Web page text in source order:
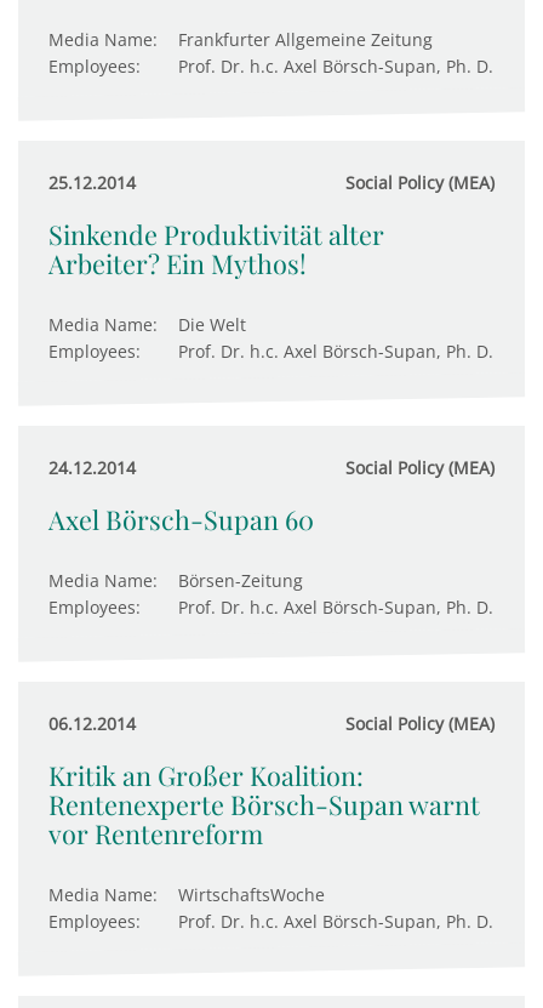
Media Name:
Frankfurter Allgemeine Zeitung
Employees:
Prof. Dr. h.c. Axel Börsch-Supan, Ph. D.
25.12.2014 Social Policy (MEA)
Sinkende Produktivität alter
Arbeiter? Ein Mythos!
Media Name:
Die Welt
Employees:
Prof. Dr. h.c. Axel Börsch-Supan, Ph. D.
24.12.2014 Social Policy (MEA)
Axel Börsch-Supan 60
Media Name:
Börsen-Zeitung
Employees:
Prof. Dr. h.c. Axel Börsch-Supan, Ph. D.
06.12.2014 Social Policy (MEA)
Kritik an Großer Koalition:
Rentenexperte Börsch-Supan warnt
vor Rentenreform
Media Name:
WirtschaftsWoche
Employees:
Prof. Dr. h.c. Axel Börsch-Supan, Ph. D.